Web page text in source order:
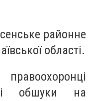
районне
області.
обшуки на